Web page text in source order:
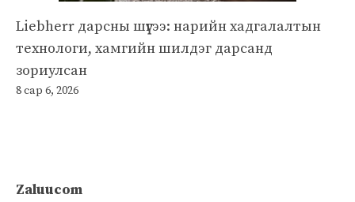
Liebherr дарсны шүүгээ: нарийн хадгалалтын
технологи, хамгийн шилдэг дарсанд
зориулсан
8 сар 6, 2026
Zaluucom